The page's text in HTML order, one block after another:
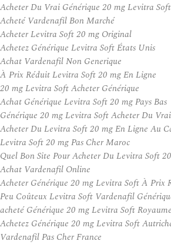
Acheter Du Vrai Générique 20 mg Levitra
Acheté Vardenafil Bon Marché
Acheter Levitra Soft 20 mg Original
Achetez Générique Levitra Soft États Unis
Achat Vardenafil Non Generique
À Prix Réduit Levitra Soft 20 mg En Ligne
20 mg Levitra Soft Acheter Générique
Achat Générique Levitra Soft 20 mg Pays Bas
Générique 20 mg Levitra Soft Acheter Du Vrai
Acheter Du Levitra Soft 20 mg En Ligne Au
Levitra Soft 20 mg Pas Cher Maroc
Quel Bon Site Pour Acheter Du Levitra Soft
Achat Vardenafil Online
Acheter Générique 20 mg Levitra Soft À Prix
Peu Coûteux Levitra Soft Vardenafil
acheté Générique 20 mg Levitra Soft
Achetez Générique 20 mg Levitra Soft
Vardenafil Pas Cher France